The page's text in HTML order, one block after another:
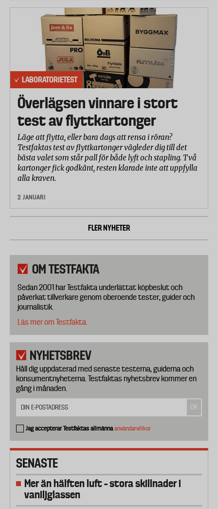
LABORATORIETEST
Överlägsen vinnare i stort
test av flyttkartonger
Läge att flytta, eller bara dags att rensa i röran?
Testfaktas test av flyttkartonger vägleder dig till det
bästa valet som står pall för både lyft och stapling. Två
kartonger fick godkänt, resten klarade inte att uppfylla
alla kraven.
2 JANUARI
FLER NYHETER
OM TESTFAKTA
Sedan 2001 har Testfakta underlättat köpbeslut och
påverkat tillverkare genom oberoende tester, guider och
journalistik.
Läs mer om Testfakta.
NYHETSBREV
Håll dig uppdaterad med senaste testerna, guiderna och
konsumentnyheterna. Testfaktas nyhetsbrev kommer en
gång i månaden.
Jag accepterar Testfaktas allmännaanvändarvillkor
SENASTE
Mer än hälften luft – stora skillnader i
vaniljglassen